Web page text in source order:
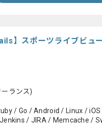
知見】スポーツライブビュ
ランス)
/ Go / Android / Linux /
/ JIRA / Memcache /